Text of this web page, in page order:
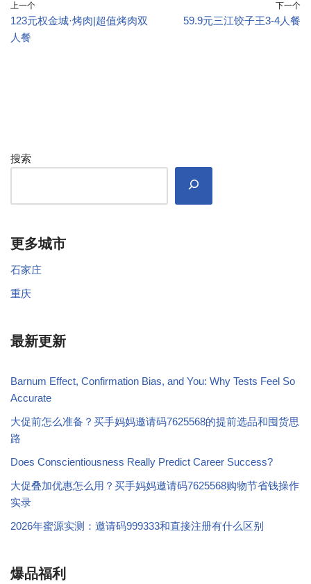
上一个
123元权金城·烤肉|超值烤肉双
人餐
下一个
59.9元三江饺子王3-4人餐
搜索
更多城市
石家庄
重庆
最新更新
Barnum Effect, Confirmation Bias, and You: Why Tests Feel So
Accurate
大促前怎么准备？买手妈妈邀请码7625568的提前选品和囤货思
路
Does Conscientiousness Really Predict Career Success?
大促叠加优惠怎么用？买手妈妈邀请码7625568购物节省钱操作
实录
2026年蜜源实测：邀请码999333和直接注册有什么区别
爆品福利